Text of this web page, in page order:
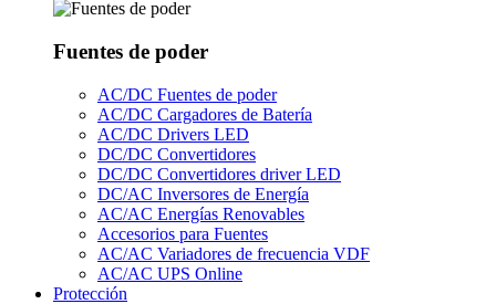
Fuentes de poder
AC/DC Fuentes de poder
AC/DC Cargadores de Batería
AC/DC Drivers LED
DC/DC Convertidores
DC/DC Convertidores driver LED
DC/AC Inversores de Energía
AC/AC Energías Renovables
Accesorios para Fuentes
AC/AC Variadores de frecuencia VDF
AC/AC UPS Online
Protección